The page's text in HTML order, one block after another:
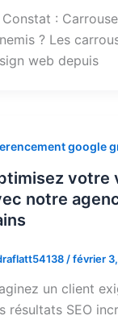
Constat :
? Les
web depuis
google
votre
notre
/février
un client
résultats SEO